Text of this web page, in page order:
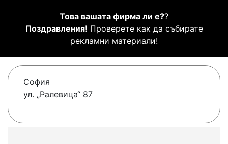
Това вашата фирма ли е??
Поздравления! Проверете как да събирате
рекламни материали!
София
ул. „Ралевица“ 87